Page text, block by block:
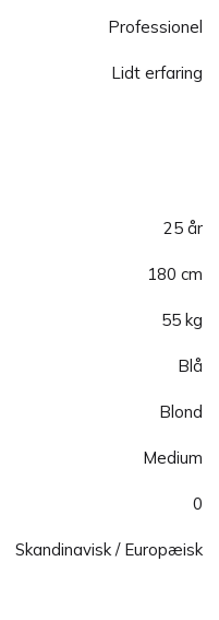
Professionel
Lidt erfaring
25 år
180 cm
55 kg
Blå
Blond
Medium
0
Skandinavisk / Europæisk